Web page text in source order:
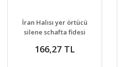
İran Halısı yer örtücü
silene schafta fidesi
166,27 TL